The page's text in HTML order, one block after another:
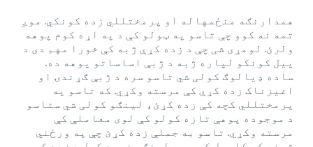
همدارنګه منځمهاله او پرمختللي زده کونکي. موږ
تمه نه کوو چې تاسو په ټولو کې د په اړه کوم پوهه
ولرئ. لومړی شی چې د زده کړې ژبه کې خورا مهم دی د
پیل کونکو لپاره ژبه د ژبې اساساتو پوهه ده.
ساده ډیالوګ کولی شي تاسو سره د ژبې ګړندۍ او
اغیزناک زده کړې کې مرسته وکړي. که تاسو په
پرمختللي کچه کې زده کړئ، لینګو کولی شي ستاسو
د موجوده پوهې تازه کولو کې لوی معاملې کې
مرسته وکړي. تاسو به جملې زده کړئ چې په ورځني